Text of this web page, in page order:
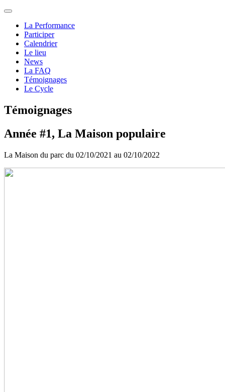
La Performance
Participer
Calendrier
Le lieu
News
La FAQ
Témoignages
Le Cycle
Témoignages
Année #1, La Maison populaire
La Maison du parc du 02/10/2021 au 02/10/2022